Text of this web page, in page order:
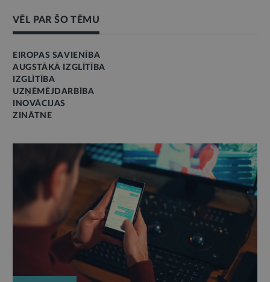
VĒL PAR ŠO TĒMU
EIROPAS SAVIENĪBA
AUGSTĀKĀ IZGLĪTĪBA
IZGLĪTĪBA
UZŅĒMĒJDARBĪBA
INOVĀCIJAS
ZINĀTNE